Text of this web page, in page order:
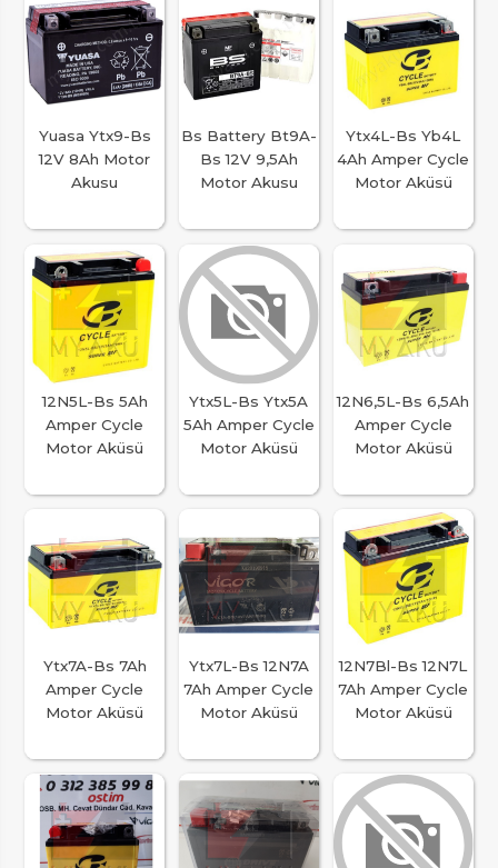
Yuasa Ytx9-Bs
12V 8Ah Motor
Akusu
Bs Battery Bt9A-
Bs 12V 9,5Ah
Motor Akusu
Ytx4L-Bs Yb4L
4Ah Amper Cycle
Motor Aküsü
12N5L-Bs 5Ah
Amper Cycle
Motor Aküsü
Ytx5L-Bs Ytx5A
5Ah Amper Cycle
Motor Aküsü
12N6,5L-Bs 6,5Ah
Amper Cycle
Motor Aküsü
Ytx7A-Bs 7Ah
Amper Cycle
Motor Aküsü
Ytx7L-Bs 12N7A
7Ah Amper Cycle
Motor Aküsü
12N7Bl-Bs 12N7L
7Ah Amper Cycle
Motor Aküsü